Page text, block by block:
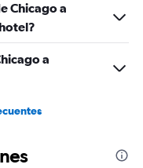
Chicago a
a